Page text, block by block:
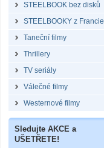
STEELBOOK bez disků
STEELBOOKY z Francie
Taneční filmy
Thrillery
TV seriály
Válečné filmy
Westernové filmy
Sledujte AKCE a
UŠETŘETE!